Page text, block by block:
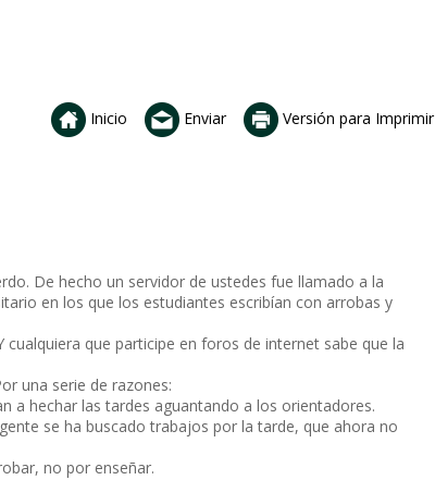
Inicio Enviar Versión para Imprimir
De hecho un servidor de ustedes fue llamado a la
en los que los estudiantes escribían con arrobas y
que participe en foros de internet sabe que la
una serie de razones:
a hechar las tardes aguantando a los orientadores.
se ha buscado trabajos por la tarde, que ahora no
no por enseñar.